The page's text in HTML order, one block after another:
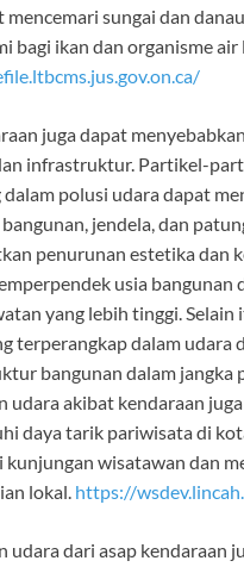
mencemari sungai dan
bagi ikan dan organisme air
juga dapat
infrastruktur. Partikel-
polusi udara dapat
jendela, dan
penurunan estetika dan
usia bangunan
yang lebih tinggi. Selain
terperangkap dalam udara
bangunan dalam jangka
udara akibat kendaraan
daya tarik pariwisata di
kunjungan wisatawan dan
lokal. https://
udara dari asap kendaraan